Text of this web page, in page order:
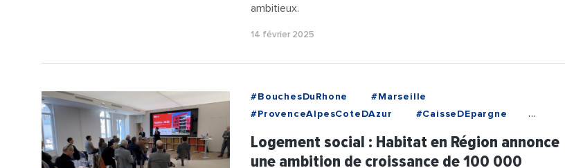
ambitieux.
14 février 2025
#BouchesDuRhone
#Marseille
#ProvenceAlpesCoteDAzur
#CaisseDEpargne
#FrancoisRieu
#HabitatEnRegion
Logement social : Habitat en Région annonce
une ambition de croissance de 100 000